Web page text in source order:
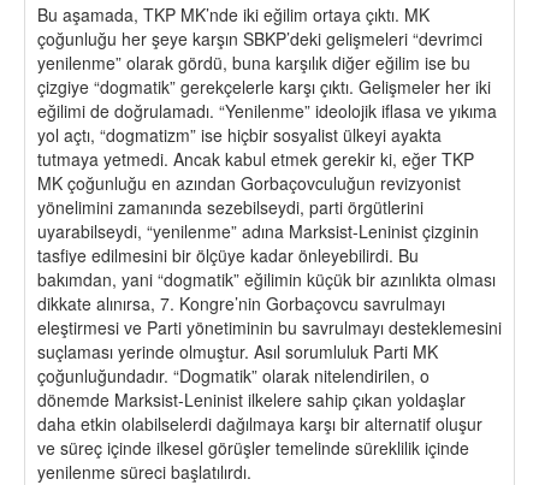
Bu aşamada, TKP MK’nde iki eğilim ortaya çıktı. MK
çoğunluğu her şeye karşın SBKP’deki gelişmeleri “devrimci
yenilenme” olarak gördü, buna karşılık diğer eğilim ise bu
çizgiye “dogmatik” gerekçelerle karşı çıktı. Gelişmeler her iki
eğilimi de doğrulamadı. “Yenilenme” ideolojik iflasa ve yıkıma
yol açtı, “dogmatizm” ise hiçbir sosyalist ülkeyi ayakta
tutmaya yetmedi. Ancak kabul etmek gerekir ki, eğer TKP
MK çoğunluğu en azından Gorbaçovculuğun revizyonist
yönelimini zamanında sezebilseydi, parti örgütlerini
uyarabilseydi, “yenilenme” adına Marksist-Leninist çizginin
tasfiye edilmesini bir ölçüye kadar önleyebilirdi. Bu
bakımdan, yani “dogmatik” eğilimin küçük bir azınlıkta olması
dikkate alınırsa, 7. Kongre’nin Gorbaçovcu savrulmayı
eleştirmesi ve Parti yönetiminin bu savrulmayı desteklemesini
suçlaması yerinde olmuştur. Asıl sorumluluk Parti MK
çoğunluğundadır. “Dogmatik” olarak nitelendirilen, o
dönemde Marksist-Leninist ilkelere sahip çıkan yoldaşlar
daha etkin olabilselerdi dağılmaya karşı bir alternatif oluşur
ve süreç içinde ilkesel görüşler temelinde süreklilik içinde
yenilenme süreci başlatılırdı.